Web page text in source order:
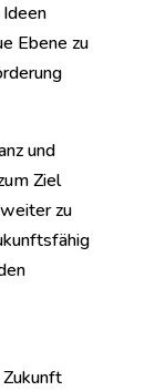
Ebene zu
und
Ziel
zu